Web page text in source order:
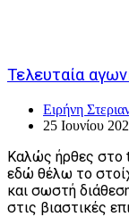
Τελευταία
Ειρήνη
25 Ιουνίου
Καλώς ήρθες στο
εδώ θέλω το
και σωστή
στις βιαστικές